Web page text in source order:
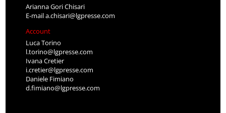
Arianna Gori Chisari
E-maila.chisari@lgpresse.com
Account
Luca Torino
l.torino@lgpresse.com
Ivana Cretier
i.cretier@lgpresse.com
Daniele Fimiano
d.fimiano@lgpresse.com